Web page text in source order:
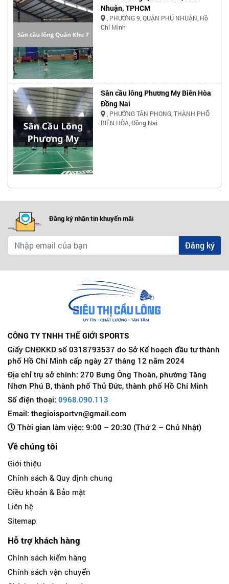
Nhuận, TPHCM
, PHƯỜNG 9, QUẬN PHÚ NHUẬN, Hồ
Chí Minh
Sân cầu lông Phương My Biên Hòa
Đồng Nai
, PHƯỜNG TÂN PHONG, THÀNH PHỐ
BIÊN HÒA, Đồng Nai
Đăng ký nhận tin khuyến mãi
Đăng ký
CÔNG TY TNHH THẾ GIỚI SPORTS
Giấy CNĐKKD số 0318793537 do Sở Kế hoạch đầu tư thành
phố Hồ Chí Minh cấp ngày 27 tháng 12 năm 2024
Địa chỉ trụ sở chính: 270 Bưng Ông Thoàn, phường Tăng
Nhơn Phú B, thành phố Thủ Đức, thành phố Hồ Chí Minh
Số điện thoại: 0968.090.113
Email: thegioisportvn@gmail.com
Thời gian làm việc: 9:00 – 20:30 (Thứ 2 – Chủ Nhật)
Về chúng tôi
Giới thiệu
Chính sách & Quy định chung
Điều khoản & Bảo mật
Liên hệ
Sitemap
Hỗ trợ khách hàng
Chính sách kiểm hàng
Chính sách vận chuyển